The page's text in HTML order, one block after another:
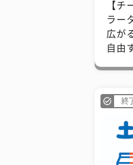
【チ
ラー
広が
自由
終